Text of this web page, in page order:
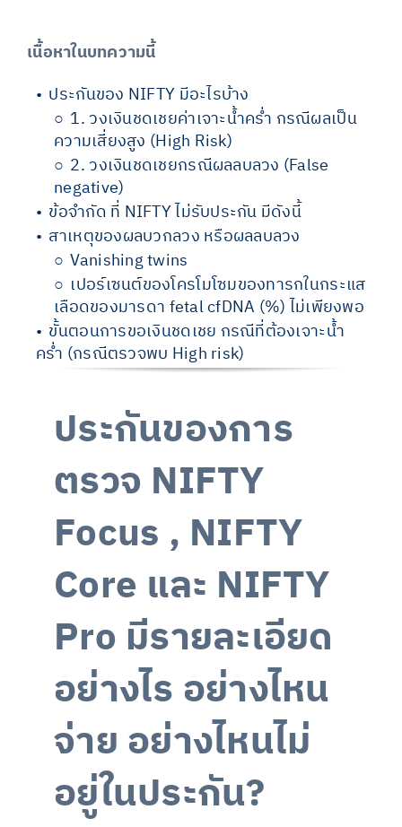
เนื้อหาในบทความนี้
ประกันของ NIFTY มีอะไรบ้าง
1.วงเงินชดเชยค่าเจาะน้ำคร่ำ กรณีผลเป็น
ความเสี่ยงสูง (High Risk)
2.วงเงินชดเชยกรณีผลลบลวง (False
negative)
ข้อจำกัด ที่ NIFTYไม่รับประกัน มีดังนี้
สาเหตุของผลบวกลวง หรือผลลบลวง
Vanishing twins
เปอร์เซนต์ของโครโมโซมของทารกในกระแส
เลือดของมารดา fetal cfDNA (%)ไม่เพียงพอ
ขั้นตอนการขอเงินชดเชย กรณีที่ต้องเจาะน้ำ
คร่ำ (กรณีตรวจพบ High risk)
ประกันของการ
ตรวจ NIFTY
Focus , NIFTY
Core และ NIFTY
Pro มีรายละเอียด
อย่างไร อย่างไหน
จ่าย อย่างไหนไม่
อยู่ในประกัน?